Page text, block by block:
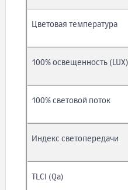
Цветовая температура
100% освещенность (LUX)
100% световой поток
Индекс светопередачи
TLCI (Qa)